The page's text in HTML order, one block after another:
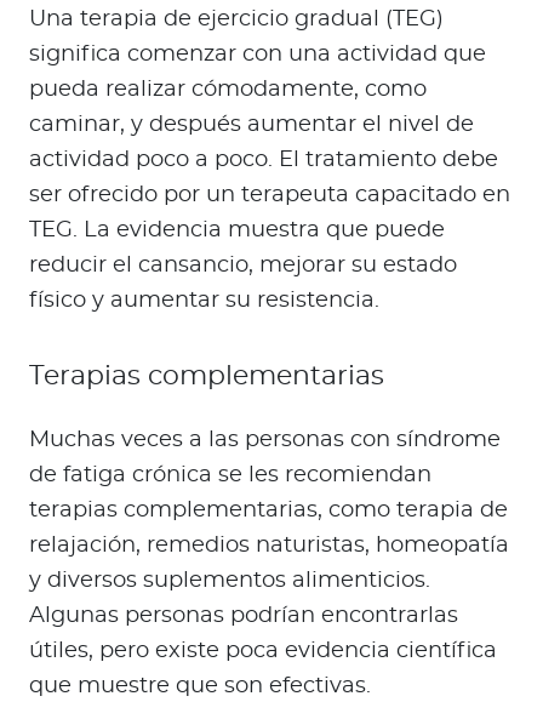
Una terapia de ejercicio gradual (TEG)
significa comenzar con una actividad que
pueda realizar cómodamente, como
caminar, y después aumentar el nivel de
actividad poco a poco. El tratamiento debe
ser ofrecido por un terapeuta capacitado en
TEG. La evidencia muestra que puede
reducir el cansancio, mejorar su estado
físico y aumentar su resistencia.
Terapias complementarias
Muchas veces a las personas con síndrome
de fatiga crónica se les recomiendan
terapias complementarias, como terapia de
relajación, remedios naturistas, homeopatía
y diversos suplementos alimenticios.
Algunas personas podrían encontrarlas
útiles, pero existe poca evidencia científica
que muestre que son efectivas.